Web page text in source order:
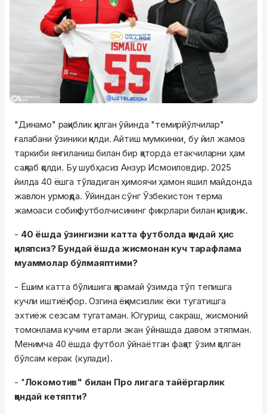
"Динамо" рақиблик қилган ўйинда "темирйўлчилар"
ғалабани ўзиники қилди. Айтиш мумкинки, бу йил жамоа
таркиби янгиланиш билан бир қаторда етакчиларни ҳам
сақлаб қолди. Бу шубҳасиз Анзур Исмоиловдир. 2025
йилда 40 ёшга тўладиган ҳимоячи ҳамон яшил майдонда
жавлон урмоқда. Ўйиндан сўнг Ўзбекистон терма
жамоаси собиқ футболчисининг фикрлари билан қизиқдик.
- 40 ёшда ўзингизни катта футболда қандай ҳис
қиляпсиз? Бундай ёшда жисмонан куч тарафлама
муаммолар бўлмаяптими?
- Ёшим катта бўлишига қарамай ўзимда тўп тепишга
кучли иштиёқ бор. Озгина ёқимсизлик ёки тугатишга
эхтиёж сезсам тугатаман. Югуриш, сакраш, жисмоний
томонлама кучим етарли экан ўйнашда давом этяпман.
Менимча 40 ёшда футбол ўйнаётган фақат ўзим қолган
бўлсам керак (кулади).
- "Локомотив" билан Про лигага тайёргарлик
қандай кетяпти?